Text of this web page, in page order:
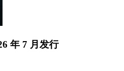
年 7 月发行